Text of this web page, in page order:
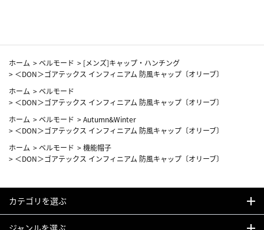
ホーム >ベルモード > [メンズ]キャップ・ハンチング
> ＜DON＞ゴアテックス インフィニアム 防風キャップ〔オリーブ〕
ホーム >ベルモード
> ＜DON＞ゴアテックス インフィニアム 防風キャップ〔オリーブ〕
ホーム >ベルモード >Autumn&Winter
> ＜DON＞ゴアテックス インフィニアム 防風キャップ〔オリーブ〕
ホーム >ベルモード >機能帽子
> ＜DON＞ゴアテックス インフィニアム 防風キャップ〔オリーブ〕
カテゴリを選ぶ
ジャンルを選ぶ